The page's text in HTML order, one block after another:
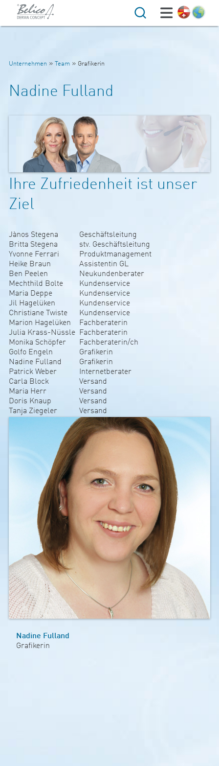
Suche
Unternehmen » Team » Grafikerin
Nadine Fulland
Ihre Zufriedenheit ist unser
Ziel
Jànos Stegena
Geschäftsleitung
Britta Stegena
stv. Geschäftsleitung
Yvonne Ferrari
Produktmanagement
Heike Braun
Assistentin GL
Ben Peelen
Neukundenberater
Mechthild Bolte
Kundenservice
Maria Deppe
Kundenservice
Jil Hagelüken
Kundenservice
Christiane Twiste
Kundenservice
Marion Hagelüken
Fachberaterin
Julia Krass-Nüssle
Fachberaterin
Monika Schöpfer
Fachberaterin/ch
Golfo Engeln
Grafikerin
Nadine Fulland
Grafikerin
Patrick Weber
Internetberater
Carla Block
Versand
Maria Herr
Versand
Doris Knaup
Versand
Tanja Ziegeler
Versand
Nadine Fulland
Grafikerin